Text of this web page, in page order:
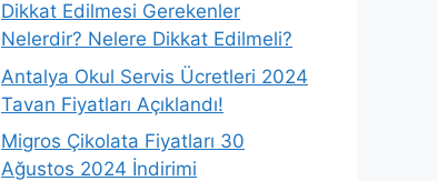
Dikkat Edilmesi Gerekenler
Nelerdir? Nelere Dikkat Edilmeli?
Antalya Okul Servis Ücretleri 2024
Tavan Fiyatları Açıklandı!
Migros Çikolata Fiyatları 30
Ağustos 2024 İndirimi